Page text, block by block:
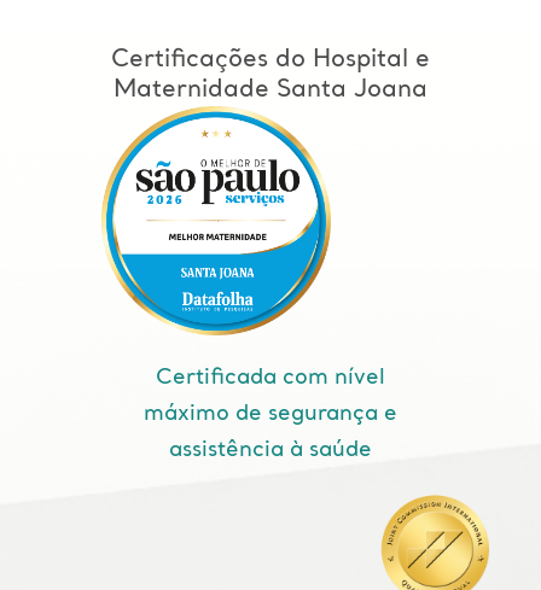
Certificações do Hospital e
Maternidade Santa Joana
Certificada com nível
máximo de segurança e
assistência à saúde